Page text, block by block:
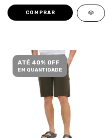
COMPRAR
ATÉ 40% OFF
EM QUANTIDADE